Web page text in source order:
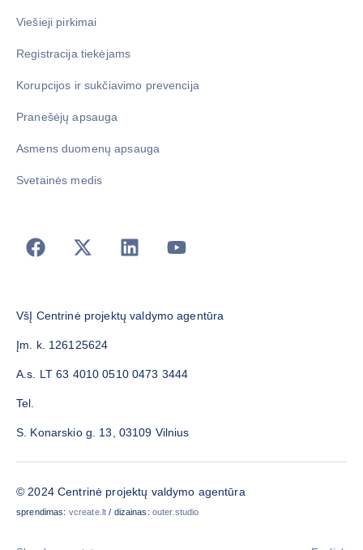
Viešieji pirkimai
Registracija tiekėjams
Korupcijos ir sukčiavimo prevencija
Pranešėjų apsauga
Asmens duomenų apsauga
Svetainės medis
VšĮ Centrinė projektų valdymo agentūra
Įm. k. 126125624
A.s. LT 63 4010 0510 0473 3444
Tel.
S. Konarskio g. 13, 03109 Vilnius
© 2024 Centrinė projektų valdymo agentūra
sprendimas: vcreate.lt / dizainas: outer.studio